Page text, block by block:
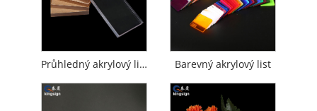
Průhledný akrylový list Barevný akrylový list